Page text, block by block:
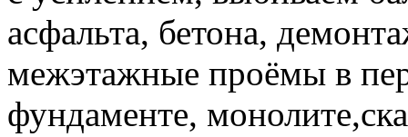
асфальта, бетона,
межэтажные проёмы в
фундаменте,